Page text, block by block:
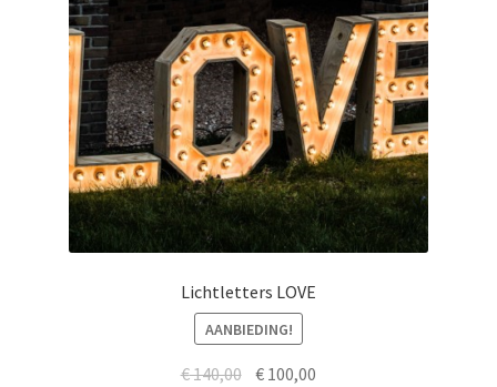
Lichtletters LOVE
AANBIEDING!
€140,00 Oorspronkelijke
€ 100,00